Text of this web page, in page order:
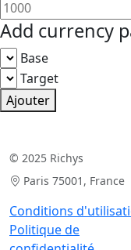
Add currency
Base
Target
Ajouter
© 2025 Richys
Paris 75001, France
Conditions
Politique de